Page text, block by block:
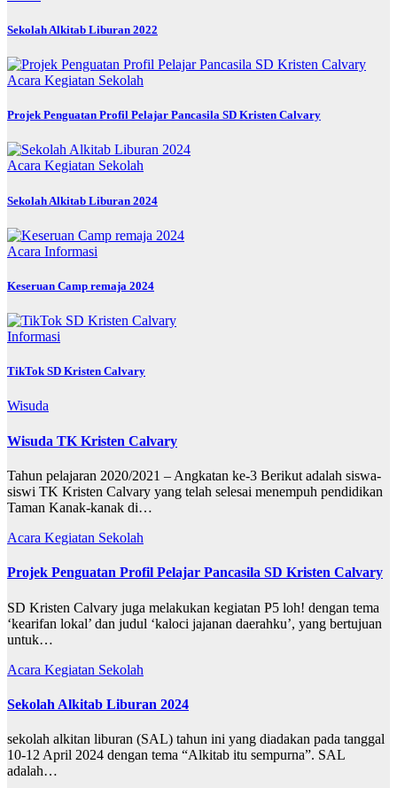
Sekolah Alkitab Liburan 2022
Acara Kegiatan Sekolah
Projek Penguatan Profil Pelajar Pancasila SD Kristen Calvary
Acara Kegiatan Sekolah
Sekolah Alkitab Liburan 2024
Acara Informasi
Keseruan Camp remaja 2024
Informasi
TikTok SD Kristen Calvary
Wisuda
Wisuda TK Kristen Calvary
Tahun pelajaran 2020/2021 – Angkatan ke-3 Berikut adalah siswa-
siswi TK Kristen Calvary yang telah selesai menempuh pendidikan
Taman Kanak-kanak di…
Acara Kegiatan Sekolah
Projek Penguatan Profil Pelajar Pancasila SD Kristen Calvary
SD Kristen Calvary juga melakukan kegiatan P5 loh! dengan tema
‘kearifan lokal’ dan judul ‘kaloci jajanan daerahku’, yang bertujuan
untuk…
Acara Kegiatan Sekolah
Sekolah Alkitab Liburan 2024
sekolah alkitan liburan (SAL) tahun ini yang diadakan pada tanggal
10-12 April 2024 dengan tema “Alkitab itu sempurna”. SAL
adalah…